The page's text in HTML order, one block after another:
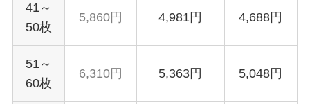
41～
50枚
5,860円 4,981円 4,688円
51～
60枚
6,310円 5,363円 5,048円